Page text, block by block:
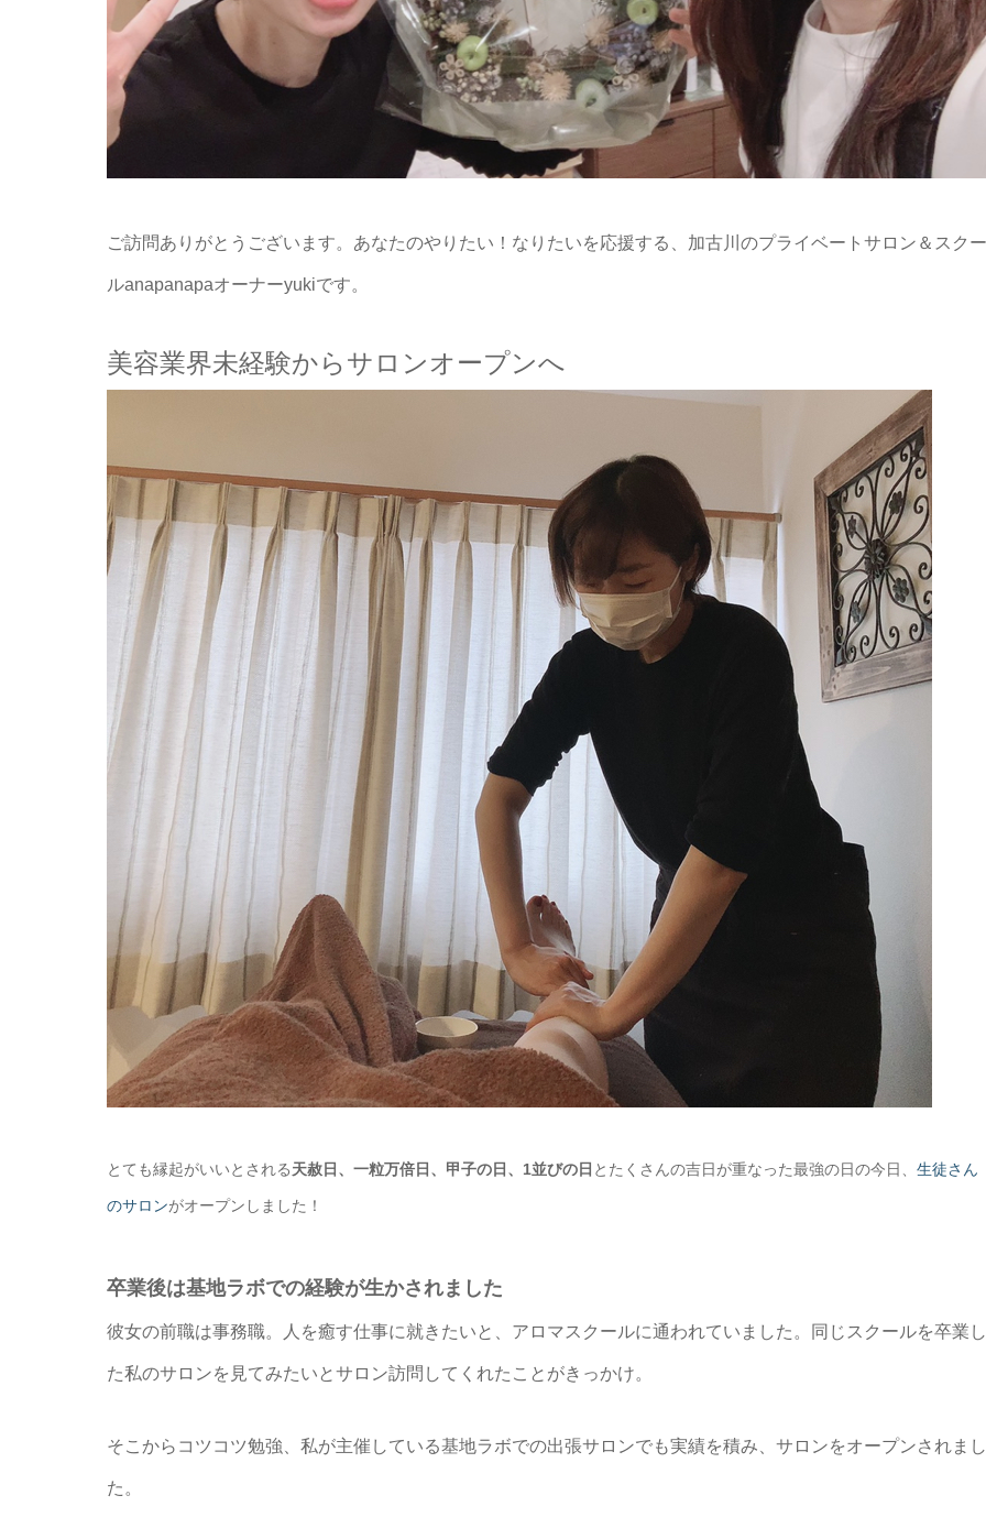
ご訪問ありがとうございます。あなたのやりたい！なりたいを応援する、加古川のプライベートサロン＆スクー
ルanapanapaオーナーyukiです。
美容業界未経験からサロンオープンへ
とても縁起がいいとされる天赦日、一粒万倍日、甲子の日、1並びの日 とたくさんの吉日が重なった最強の日の今日、 生徒さん
のサロンがオープンしました！
卒業後は基地ラボでの経験が生かされました
彼女の前職は事務職。人を癒す仕事に就きたいと、アロマスクールに通われていました。同じスクールを卒業し
た私のサロンを見てみたいとサロン訪問してくれたことがきっかけ。
そこからコツコツ勉強、私が主催している基地ラボでの出張サロンでも実績を積み、サロンをオープンされまし
た。